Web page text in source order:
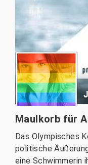
Maulkorb für
Das Olympisches
politische
eine Schwimmerin